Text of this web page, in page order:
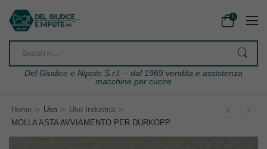
0
Del Giudice e Nipote S.r.l. – dal 1969 vendita e assistenza
macchine per cucire
Home > Uso > Uso Industria >
MOLLA ASTA AVVIAMENTO PER DURKOPP